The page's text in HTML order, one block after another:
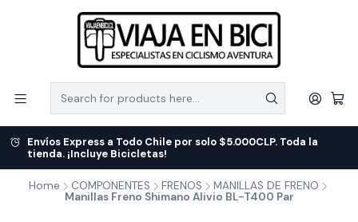
Envíos Express a Todo Chile por solo $5.000CLP. Toda la
tienda. ¡Incluye Bicicletas!
Home COMPONENTES FRENOS
MANILLAS DE FRENO
Manillas Freno Shimano Alivio BL-T400 Par